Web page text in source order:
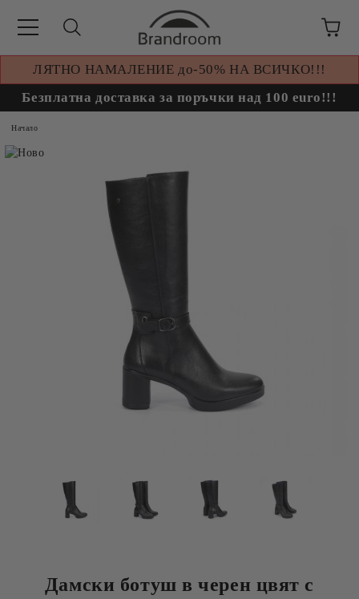
ЛЯТНО НАМАЛЕНИЕ до-50% НА ВСИЧКО!!!
Безплатна доставка за поръчки над 100 euro!!!
Начало
Дамски ботуш в черен цвят с